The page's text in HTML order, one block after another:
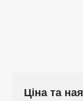
Ціна та